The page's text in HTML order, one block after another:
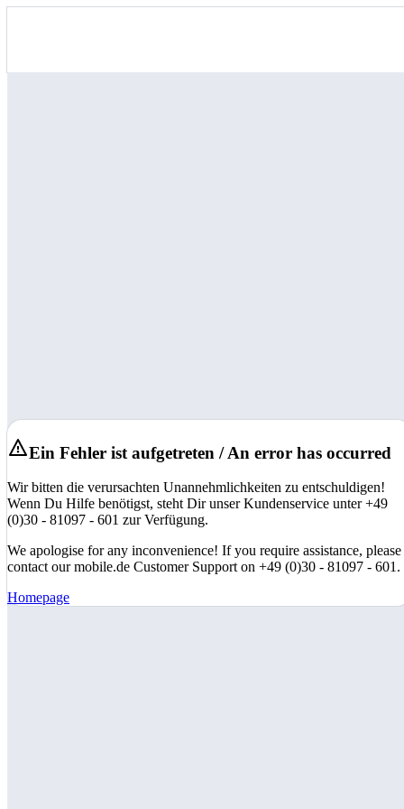
Ein Fehler ist aufgetreten / An error has occurred
Wir bitten die verursachten Unannehmlichkeiten zu entschuldigen!
Wenn Du Hilfe benötigst, steht Dir unser Kundenservice unter +49
(0)30 - 81097 - 601 zur Verfügung.
We apologise for any inconvenience! If you require assistance, please
contact our mobile.de Customer Support on +49 (0)30 - 81097 - 601.
Homepage